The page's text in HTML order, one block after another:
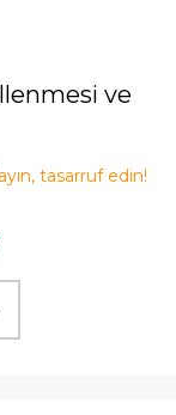
ve
tasarruf edin!